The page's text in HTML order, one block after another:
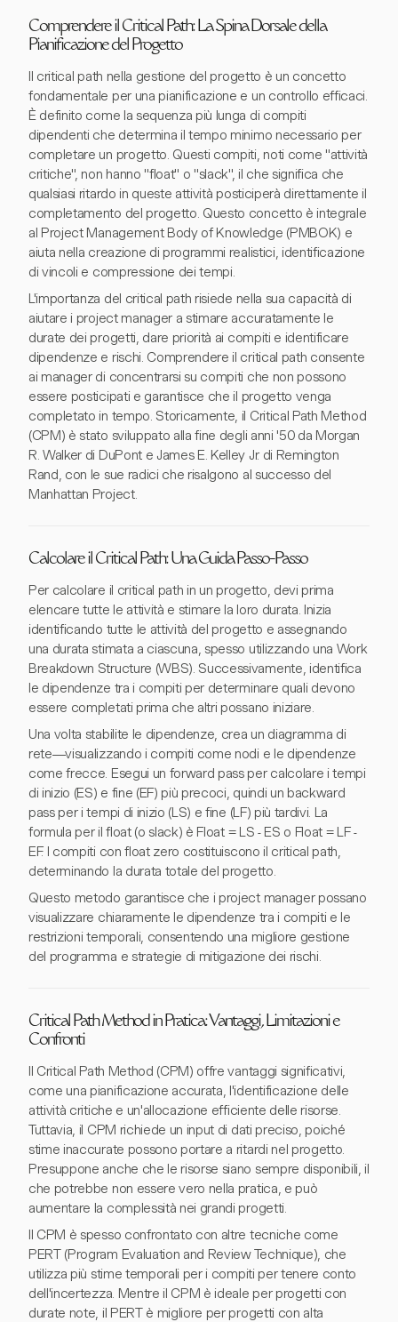
Comprendere il Critical Path: La Spina Dorsale della
Pianificazione del Progetto
Il critical path nella gestione del progetto è un concetto
fondamentale per una pianificazione e un controllo efficaci.
È definito come la sequenza più lunga di compiti
dipendenti che determina il tempo minimo necessario per
completare un progetto. Questi compiti, noti come "attività
critiche", non hanno "float" o "slack", il che significa che
qualsiasi ritardo in queste attività posticiperà direttamente il
completamento del progetto. Questo concetto è integrale
al Project Management Body of Knowledge (PMBOK) e
aiuta nella creazione di programmi realistici, identificazione
di vincoli e compressione dei tempi.
L'importanza del critical path risiede nella sua capacità di
aiutare i project manager a stimare accuratamente le
durate dei progetti, dare priorità ai compiti e identificare
dipendenze e rischi. Comprendere il critical path consente
ai manager di concentrarsi su compiti che non possono
essere posticipati e garantisce che il progetto venga
completato in tempo. Storicamente, il Critical Path Method
(CPM) è stato sviluppato alla fine degli anni '50 da Morgan
R. Walker di DuPont e James E. Kelley Jr. di Remington
Rand, con le sue radici che risalgono al successo del
Manhattan Project.
Calcolare il Critical Path: Una Guida Passo-Passo
Per calcolare il critical path in un progetto, devi prima
elencare tutte le attività e stimare la loro durata. Inizia
identificando tutte le attività del progetto e assegnando
una durata stimata a ciascuna, spesso utilizzando una Work
Breakdown Structure (WBS). Successivamente, identifica
le dipendenze tra i compiti per determinare quali devono
essere completati prima che altri possano iniziare.
Una volta stabilite le dipendenze, crea un diagramma di
rete—visualizzando i compiti come nodi e le dipendenze
come frecce. Esegui un forward pass per calcolare i tempi
di inizio (ES) e fine (EF) più precoci, quindi un backward
pass per i tempi di inizio (LS) e fine (LF) più tardivi. La
formula per il float (o slack) è Float = LS - ES o Float = LF -
EF. I compiti con float zero costituiscono il critical path,
determinando la durata totale del progetto.
Questo metodo garantisce che i project manager possano
visualizzare chiaramente le dipendenze tra i compiti e le
restrizioni temporali, consentendo una migliore gestione
del programma e strategie di mitigazione dei rischi.
Critical Path Method in Pratica: Vantaggi, Limitazioni e
Confronti
Il Critical Path Method (CPM) offre vantaggi significativi,
come una pianificazione accurata, l'identificazione delle
attività critiche e un'allocazione efficiente delle risorse.
Tuttavia, il CPM richiede un input di dati preciso, poiché
stime inaccurate possono portare a ritardi nel progetto.
Presuppone anche che le risorse siano sempre disponibili, il
che potrebbe non essere vero nella pratica, e può
aumentare la complessità nei grandi progetti.
Il CPM è spesso confrontato con altre tecniche come
PERT (Program Evaluation and Review Technique), che
utilizza più stime temporali per i compiti per tenere conto
dell'incertezza. Mentre il CPM è ideale per progetti con
durate note, il PERT è migliore per progetti con alta